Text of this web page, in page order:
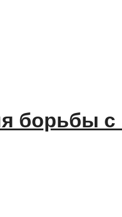
борьбы